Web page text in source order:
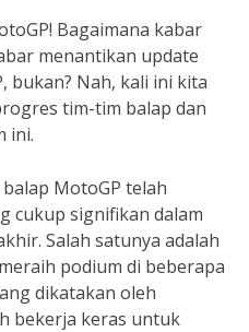
Bagaimana kabar
menantikan update
bukan? Nah, kali ini kita
tim-tim balap dan
ini.
MotoGP telah
cukup signifikan dalam
Salah satunya adalah
podium di beberapa
dikatakan oleh
bekerja keras untuk